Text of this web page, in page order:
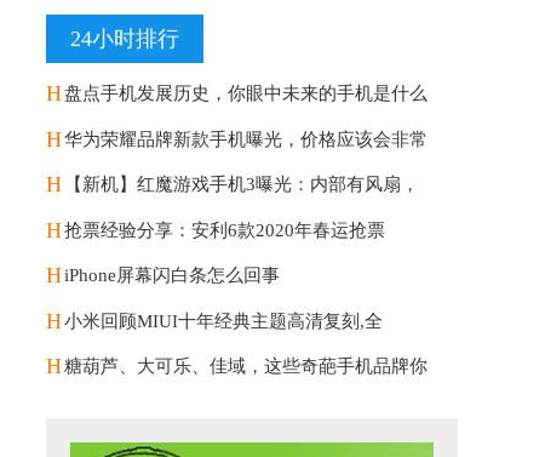
24小时排行
H盘点手机发展历史，你眼中未来的手机是什么
H华为荣耀品牌新款手机曝光，价格应该会非常
H 【新机】红魔游戏手机3曝光：内部有风扇，
H抢票经验分享：安利6款2020年春运抢票
HiPhone屏幕闪白条怎么回事
H小米回顾MIUI十年经典主题高清复刻,全
H糖葫芦、大可乐、佳域，这些奇葩手机品牌你